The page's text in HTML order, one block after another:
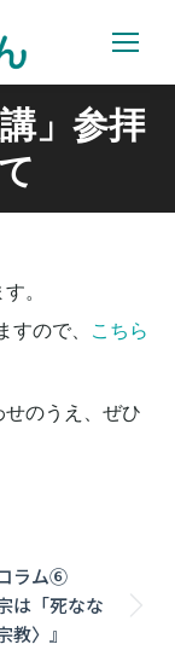
」参拝
。
ので、
こちら
のうえ、ぜひ
Next
ラム⑥
は「死なな
教〉』